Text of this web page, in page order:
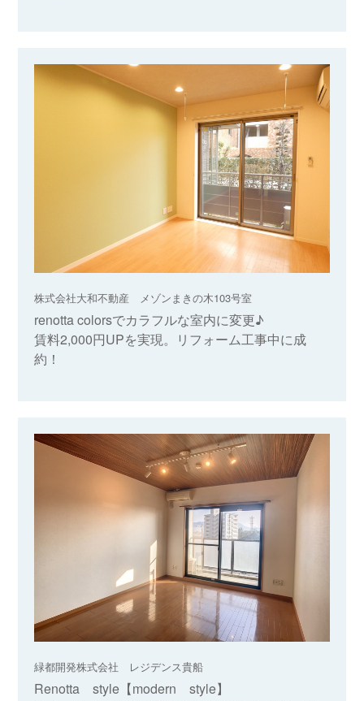
株式会社大和不動産 メゾンまきの木103号室
renotta colorsでカラフルな室内に変更♪
賃料2,000円UPを実現。リフォーム工事中に成
約！
緑都開発株式会社 レジデンス貴船
Renotta style【modern style】